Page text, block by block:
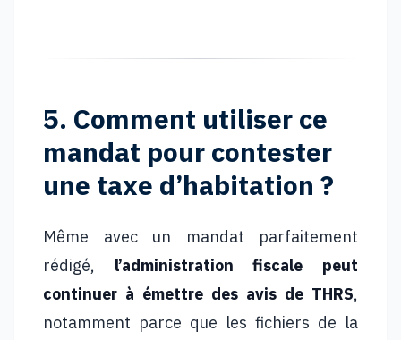
5. Comment utiliser ce
mandat pour contester
une taxe d’habitation ?
Même avec un mandat parfaitement
rédigé, l’administration fiscale peut
continuer à émettre des avis de THRS,
notamment parce que les fichiers de la